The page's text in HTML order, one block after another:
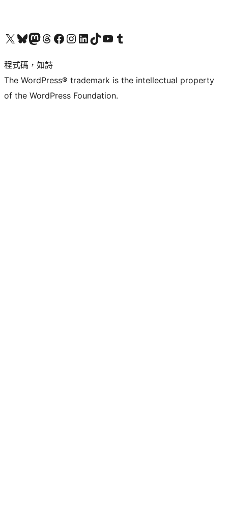
查看我們的 X (之前的 Twitter) 帳號造訪我們的 Bluesky 帳號造訪我們的 Mastodon 帳號造訪我們的 Threads 帳號 造訪我們的 Facebook 粉絲專頁Visit our Instagram account
Visit our LinkedIn account
造訪我們的 TikTok 帳號Visit our YouTube channel
造訪我們的 Tumblr 帳號
程式碼，如詩
The WordPress® trademark is the intellectual property
of the WordPress Foundation.